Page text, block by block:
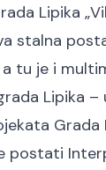
Lipika
stalna
tu je i
Lipika
Grada
postati